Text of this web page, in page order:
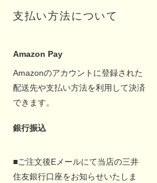
支払い方法について
Amazon Pay
Amazonのアカウントに登録された
配送先や支払い方法を利用して決済
できます。
銀行振込
■ご注文後Eメールにて当店の三井
住友銀行口座をお知らせいたしま